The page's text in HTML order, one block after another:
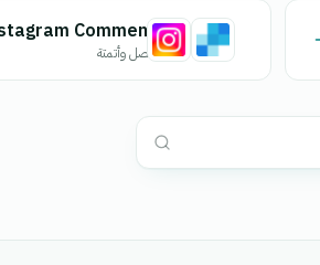
Comment
اتصل وأتمتة